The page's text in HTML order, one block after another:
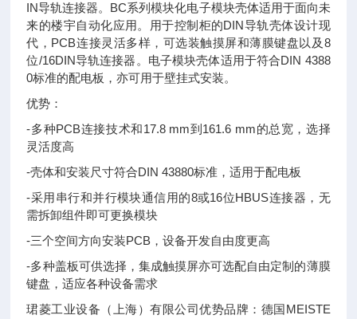
IN导轨连接器。BC系列模块化电子模块壳体适用于面向未
来的楼宇自动化应用。用于控制柜的DIN导轨壳体设计现
代，PCB连接灵活多样，可选装触摸屏和薄膜键盘以及8
位/16DIN导轨连接器。电子模块壳体适用于符合DIN 4388
0标准的配电板，亦可用于壁挂式安装。
优势：
-多种PCB连接技术和17.8 mm到161.6 mm的总宽，选择
灵活度高
-壳体和安装尺寸符合DIN 43880标准，适用于配电板
-采用串行和并行模块通信用的8或16位HBUS连接器，无
需拆卸组件即可更换模块
-三个空间方向安装PCB，设备开发自由度更高
-多种盖板可供选择，集成触摸屏亦可选配自由定制的薄膜
键盘，适应各种设备需求
珺菱工业设备（上海）有限公司优势品牌：德国MEISTE